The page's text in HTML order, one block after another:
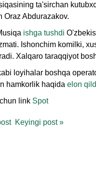
ta'sirchan
Oraz Abdurazakov.
ishga tushdi
Ishonchim komilki,
Xalqaro taraqqiyot
loyihalar boshqa
hamkorlik haqida elon
link Spot
Keyingi post»